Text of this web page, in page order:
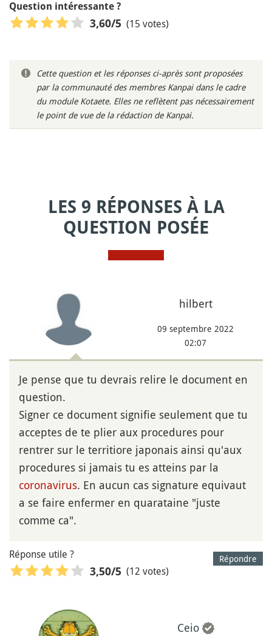
Question intéressante ?
3,60/5 (15 votes)
Cette question et les réponses ci-après sont proposées
par la communauté des membres Kanpai dans le cadre
du module Kotaete. Elles ne reflètent pas nécessairement
le point de vue de la rédaction de Kanpai.
LES 9 RÉPONSES À LA
QUESTION POSÉE
hilbert
09 septembre 2022
02:07
Je pense que tu devrais relire le document en
question.
Signer ce document signifie seulement que tu
acceptes de te plier aux procedures pour
rentrer sur le territiore japonais ainsi qu'aux
procedures si jamais tu es atteins par la
coronavirus. En aucun cas signature equivaut
a se faire enfermer en quarataine "juste
comme ca".
Répondre
Réponse utile ?
3,50/5 (12 votes)
Ceio